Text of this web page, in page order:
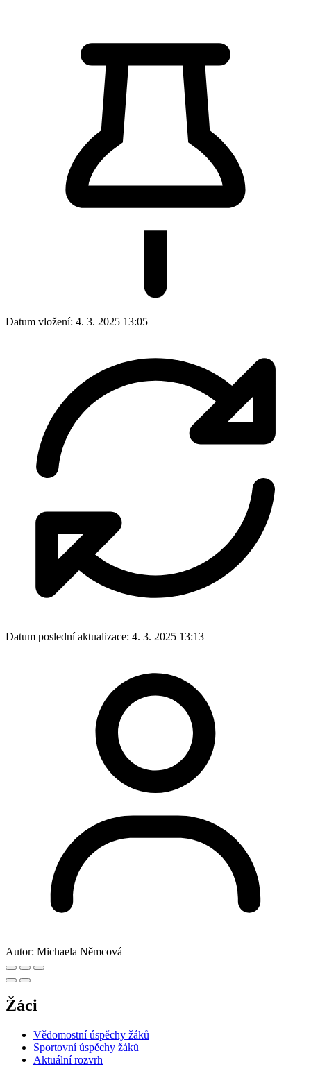
Datum vložení: 4. 3. 2025 13:05
Datum poslední aktualizace: 4. 3. 2025 13:13
Autor: Michaela Němcová
Žáci
Vědomostní úspěchy žáků
Sportovní úspěchy žáků
Aktuální rozvrh